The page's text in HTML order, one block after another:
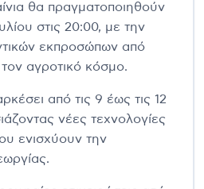
θα πραγματοποιηθούν
στις 20:00, με την
εκπροσώπων από
τον αγροτικό κόσμο.
από τις 9 έως τις 12
νέες τεχνολογίες
ενισχύουν την